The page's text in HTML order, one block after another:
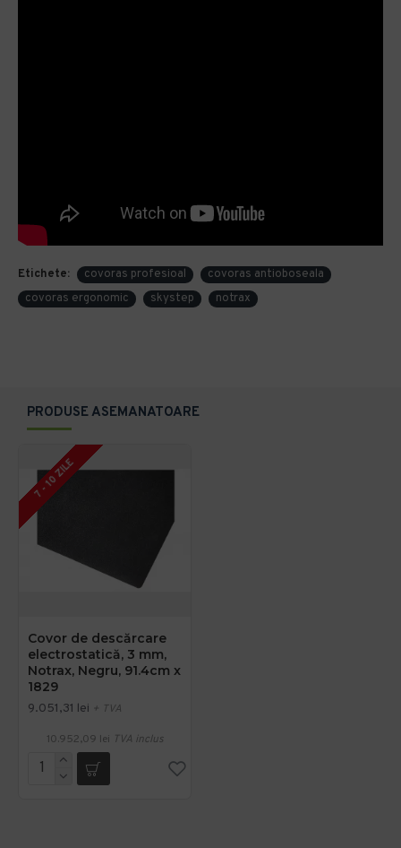
Etichete: covoras profesioal
covoras antioboseala
covoras ergonomic
skystep notrax
PRODUSE ASEMANATOARE
7 - 10 ZILE
Covor de descărcare
electrostatică, 3 mm,
Notrax, Negru, 91.4cm x
1829
9.051,31 lei + TVA
10.952,09 lei TVA inclus